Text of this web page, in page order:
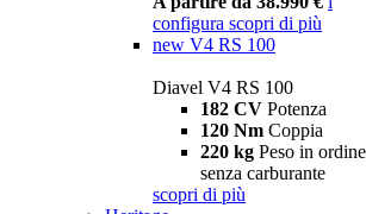
configura scopri di più
new V4 RS 100
Diavel V4 RS 100
182 CV Potenza
120 Nm Coppia
220 kg Peso in
senza carburante
scopri di più